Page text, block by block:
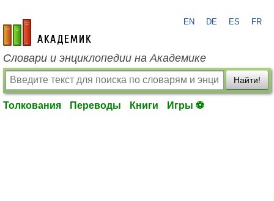
academic.ru
EN DE ES FR
Словари и энциклопедии на Академике
Найти!
Толкования Переводы Книги Игры ⚽